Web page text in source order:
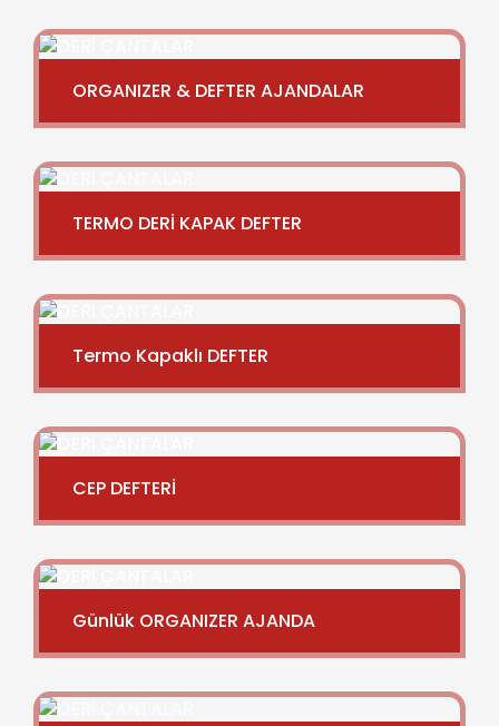
ORGANIZER & DEFTER AJANDALAR
TERMO DERİ KAPAK DEFTER
Termo Kapaklı DEFTER
CEP DEFTERİ
Günlük ORGANIZER AJANDA